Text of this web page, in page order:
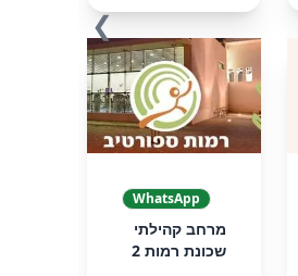
WhatsApp
מרחב קהילתי
שכונת רמות 2
❯